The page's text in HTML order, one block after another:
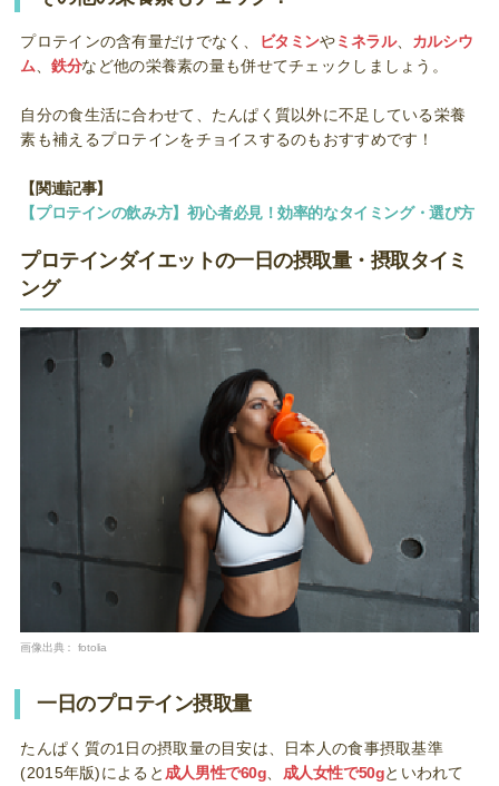
プロテインの含有量だけでなく、 ビタミンやミネラル、 カルシウ
ム、鉄分など他の栄養素の量も併せてチェックしましょう。
自分の食生活に合わせて、たんぱく質以外に不足している栄養
素も補えるプロテインをチョイスするのもおすすめです！
【関連記事】
【プロテインの飲み方】初心者必見！効率的なタイミング・選び方
プロテインダイエットの一日の摂取量・摂取タイミ
ング
画像出典： fotolia
一日のプロテイン摂取量
たんぱく質の1日の摂取量の目安は、日本人の食事摂取基準
(2015年版)によると 成人男性で60g、 成人女性で50gといわれて